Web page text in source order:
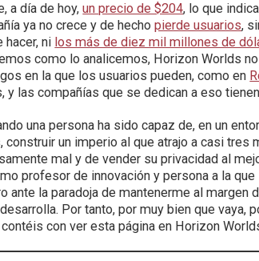
a día de hoy,un precio de $204, lo que
ya no crece y de hechopierde usuarios,
hacer, ni los más de diez mil millones de
como lo analicemos, Horizon Worlds
en la que los usuarios pueden, como en
y las compañías que se dedican a eso
una persona ha sido capaz de, en un
construir un imperio al que atrajo a casi
mal y de vender su privacidad al
profesor de innovación y persona a la
ante la paradoja de mantenerme al
Por tanto, por muy bien que vaya,
contéis con ver esta página en Horizon